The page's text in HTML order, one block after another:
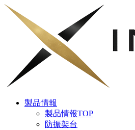
製品情報
製品情報TOP
防振架台